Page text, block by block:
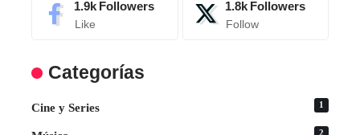
1.9k Followers
Like
1.8k Followers
Follow
Categorías
Cine y Series 1
2